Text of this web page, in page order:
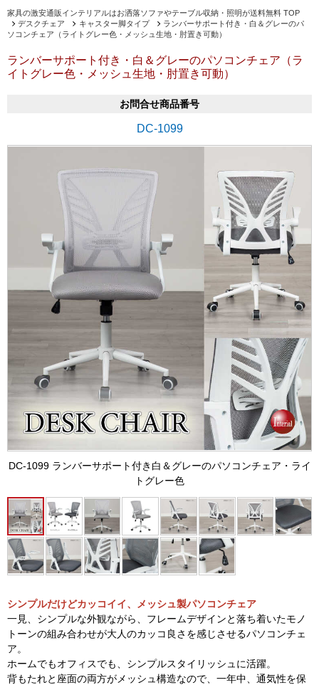
家具の激安通販インテリアルはお洒落ソファやテーブル収納・照明が送料無料 TOP
デスクチェア
キャスター脚タイプ
ランバーサポート付き・白＆グレーのパ
ソコンチェア（ライトグレー色・メッシュ生地・肘置き可動）
ランバーサポート付き・白＆グレーのパソコンチェア（ラ
イトグレー色・メッシュ生地・肘置き可動）
お問合せ商品番号
DC-1099
DC-1099 ランバーサポート付き白＆グレーのパソコンチェア・ライ
トグレー色
シンプルだけどカッコイイ、メッシュ製パソコンチェア
一見、シンプルな外観ながら、フレームデザインと落ち着いたモノ
トーンの組み合わせが大人のカッコ良さを感じさせるパソコンチェ
ア。
ホームでもオフィスでも、シンプルスタイリッシュに活躍。
背もたれと座面の両方がメッシュ構造なので、一年中、通気性を保